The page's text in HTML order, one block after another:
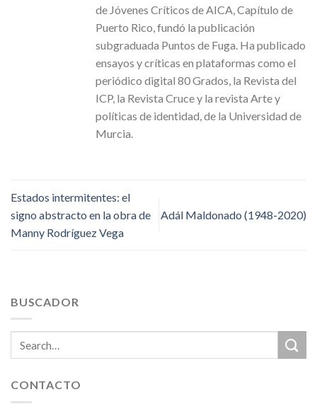
de Jóvenes Críticos de AICA, Capítulo de
Puerto Rico, fundó la publicación
subgraduada Puntos de Fuga. Ha publicado
ensayos y críticas en plataformas como el
periódico digital 80 Grados, la Revista del
ICP, la Revista Cruce y la revista Arte y
políticas de identidad, de la Universidad de
Murcia.
Estados intermitentes: el
signo abstracto en la obra de
Manny Rodríguez Vega
Adál Maldonado (1948-2020)
BUSCADOR
CONTACTO